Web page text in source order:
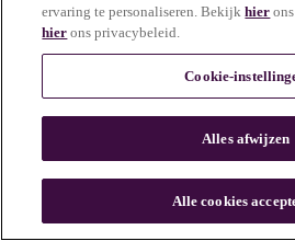
n
ervaring te personaliseren. Bekijkhier
hier ons privacybeleid.
Cookie-
Alles afwijzen
Alle cookies